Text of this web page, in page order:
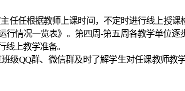
主任任根据教师上课时间，不定时进行线上授
行情况一览表》。第四周-第五周各教学单位
上教学准备。
班级QQ群、微信群及时了解学生对任课教师教